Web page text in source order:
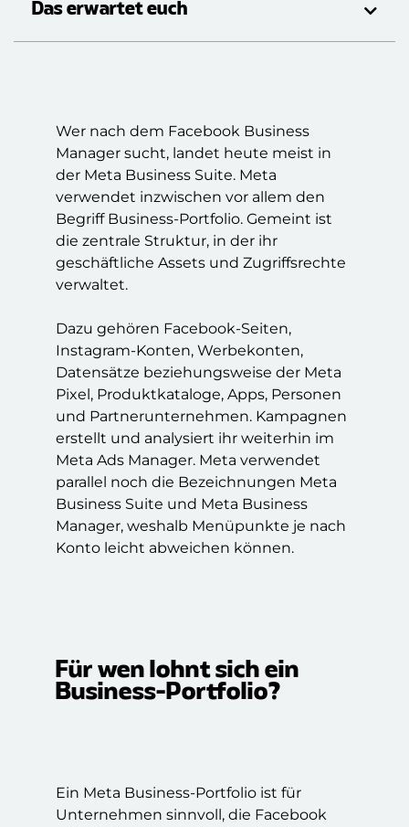
Das erwartet euch
Wer nach dem Facebook Business
Manager sucht, landet heute meist in
der Meta Business Suite. Meta
verwendet inzwischen vor allem den
Begriff Business-Portfolio. Gemeint ist
die zentrale Struktur, in der ihr
geschäftliche Assets und Zugriffsrechte
verwaltet.
Dazu gehören Facebook-Seiten,
Instagram-Konten, Werbekonten,
Datensätze beziehungsweise der Meta
Pixel, Produktkataloge, Apps, Personen
und Partnerunternehmen. Kampagnen
erstellt und analysiert ihr weiterhin im
Meta Ads Manager. Meta verwendet
parallel noch die Bezeichnungen Meta
Business Suite und Meta Business
Manager, weshalb Menüpunkte je nach
Konto leicht abweichen können.
Für wen lohnt sich ein
Business-Portfolio?
Ein Meta Business-Portfolio ist für
Unternehmen sinnvoll, die Facebook